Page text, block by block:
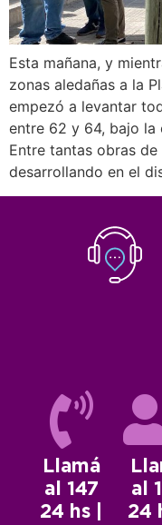
Esta mañana, y
zonas aledañas a la
empezó a levantar
entre 62 y 64, bajo la
Entre tantas obras
desarrollando en el
Llamá
al 147
24 hs |
al
24